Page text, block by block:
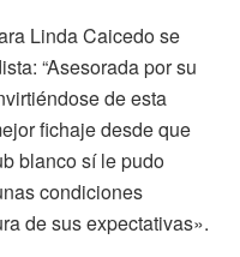
Linda Caicedo se
“Asesorada por su
de esta
fichaje desde que
blanco sí le pudo
condiciones
de sus expectativas».